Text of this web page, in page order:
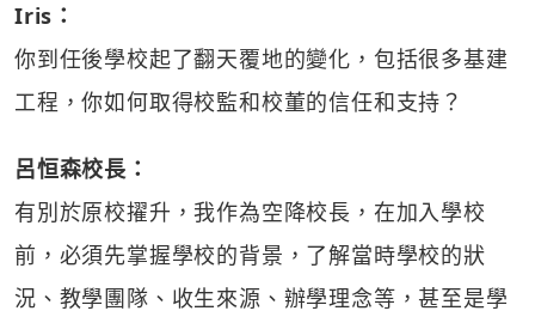
Iris：
你到任後學校起了翻天覆地的變化，包括很多基建
工程，你如何取得校監和校董的信任和支持？
呂恒森校長：
有別於原校擢升，我作為空降校長，在加入學校
前，必須先掌握學校的背景，了解當時學校的狀
況、教學團隊、收生來源、辦學理念等，甚至是學